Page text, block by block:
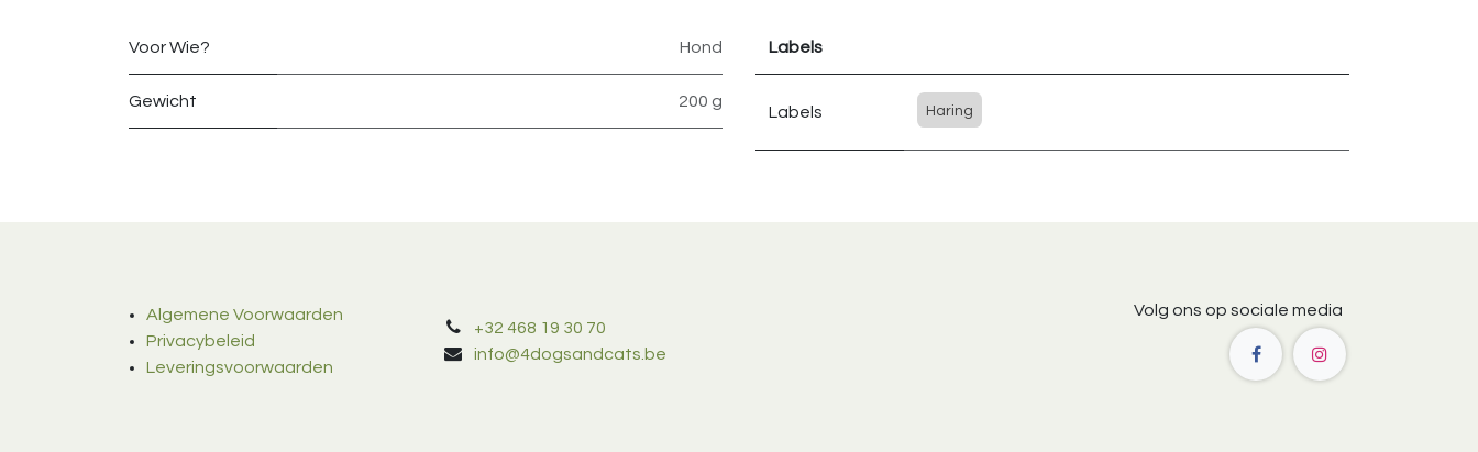
Voor Wie? Hond
Gewicht 200 g
Labels
Labels Haring
Algemene Voorwaarden
Privacybeleid
Leveringsvoorwaarden
+32 468 19 30 70
info@4dogsandcats.be
Volg ons op sociale media